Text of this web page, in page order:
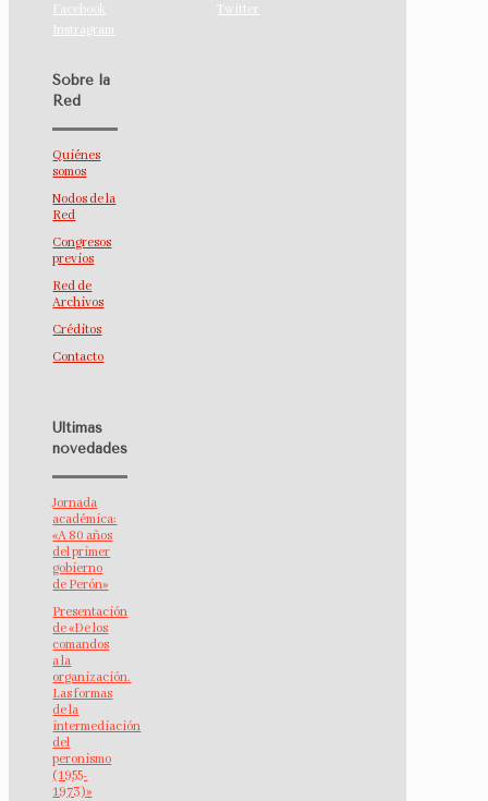
Facebook
Twitter
Instragram
Sobre la
Red
Quiénes
somos
Nodos de la
Red
Congresos
previos
Red de
Archivos
Créditos
Contacto
Últimas
novedades
Jornada
académica:
«A 80 años
del primer
gobierno
de Perón»
Presentación
de «De los
comandos
a la
organización.
Las formas
de la
intermediación
del
peronismo
(1955-
1973)»